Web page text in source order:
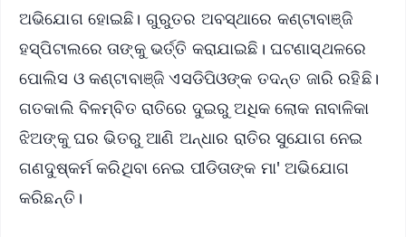
ଅଭିଯୋଗ ହୋଇଛି। ଗୁରୁତର ଅବସ୍ଥାରେ କଣ୍ଟାବାଞ୍ଜି
ହସ୍ପିଟାଲରେ ତାଙ୍କୁ ଭର୍ତ୍ତି କରାଯାଇଛି। ଘଟଣାସ୍ଥଳରେ
ପୋଲିସ ଓ କଣ୍ଟାବାଞ୍ଜି ଏସଡିପିଓଙ୍କ ତଦନ୍ତ ଜାରି ରହିଛି।
ଗତକାଲି ବିଳମ୍ବିତ ରାତିରେ ଦୁଇରୁ ଅଧିକ ଲୋକ ନାବାଳିକା
ଝିଅଙ୍କୁ ଘର ଭିତରୁ ଆଣି ଅନ୍ଧାର ରାତିର ସୁଯୋଗ ନେଇ
ଗଣଦୁଷ୍କର୍ମ କରିଥିବା ନେଇ ପୀଡିତାଙ୍କ ମା' ଅଭିଯୋଗ
କରିଛନ୍ତି।